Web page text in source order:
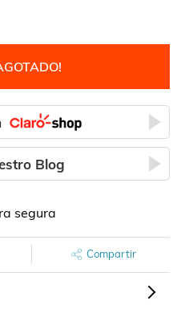
Blog
segura
Compartir